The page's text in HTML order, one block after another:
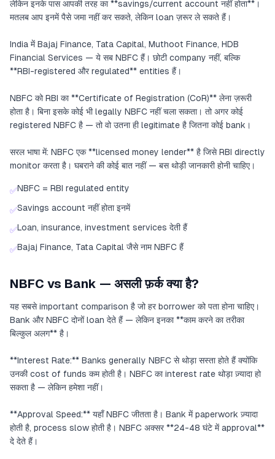
लेकिन इनके पास आपकी तरह का **savings/current account नहीं होता**।
मतलब आप इनमें पैसे जमा नहीं कर सकते, लेकिन loan ज़रूर ले सकते हैं।
India में Bajaj Finance, Tata Capital, Muthoot Finance, HDB
Financial Services — ये सब NBFC हैं। छोटी company नहीं, बल्कि
**RBI-registered और regulated** entities हैं।
NBFC को RBI का **Certificate of Registration (CoR)** लेना ज़रूरी
होता है। बिना इसके कोई भी legally NBFC नहीं चला सकता। तो अगर कोई
registered NBFC है — तो वो उतना ही legitimate है जितना कोई bank।
सरल भाषा में: NBFC एक **licensed money lender** है जिसे RBI directly
monitor करता है। घबराने की कोई बात नहीं — बस थोड़ी जानकारी होनी चाहिए।
✅NBFC = RBI regulated entity
✅Savings account नहीं होता इनमें
✅Loan, insurance, investment services देती हैं
✅Bajaj Finance, Tata Capital जैसे नाम NBFC हैं
NBFC vs Bank — असली फ़र्क क्या है?
यह सबसे important comparison है जो हर borrower को पता होना चाहिए।
Bank और NBFC दोनों loan देते हैं — लेकिन इनका **काम करने का तरीका
बिल्कुल अलग** है।
**Interest Rate:** Banks generally NBFC से थोड़ा सस्ता होते हैं क्योंकि
उनकी cost of funds कम होती है। NBFC का interest rate थोड़ा ज़्यादा हो
सकता है — लेकिन हमेशा नहीं।
**Approval Speed:** यहाँ NBFC जीतता है। Bank में paperwork ज़्यादा
होती है, process slow होती है। NBFC अक्सर **24-48 घंटे में approval**
दे देते हैं।